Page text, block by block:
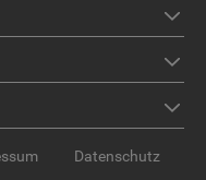
Datenschutz